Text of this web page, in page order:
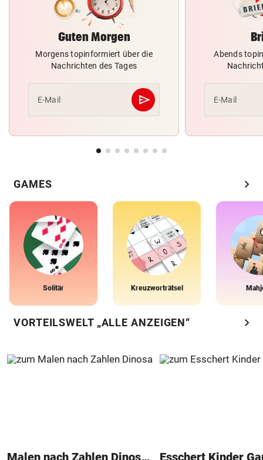
Guten Morgen
Morgens topinformiert über die
Nachrichten des Tages
E-Mail send
Abschicken
Abends
E-Mail
GAMES chevron_right
Solitär Kreuzworträtsel
VORTEILSWELT „ALLE ANZEIGEN“ chevron_right
Malen nach Zahlen Dinosaurier